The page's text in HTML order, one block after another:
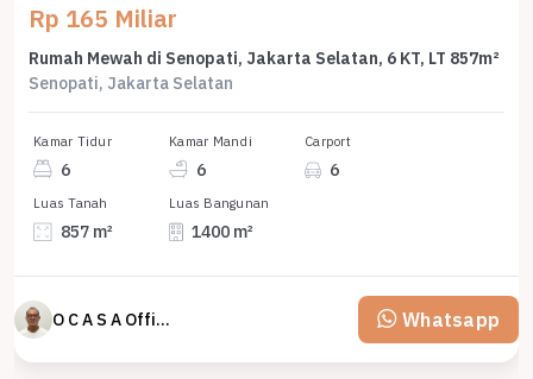
Rp 165 Miliar
Rumah Mewah di Senopati, Jakarta Selatan, 6 KT, LT 857m²
Senopati, Jakarta Selatan
Kamar Tidur
6
Kamar Mandi
6
Carport
6
Luas Tanah
857 m²
Luas Bangunan
1400 m²
O C A S A Official property perfected Whatsapp